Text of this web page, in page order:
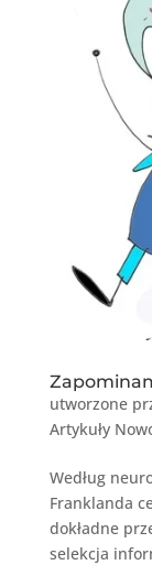
utworzone
Artykuły
Według
Franklanda
dokładne
selekcja